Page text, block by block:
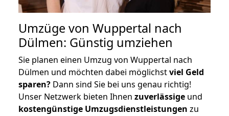
Umzüge von Wuppertal nach
Dülmen: Günstig umziehen
Sie planen einen Umzug von Wuppertal nach
Dülmen und möchten dabei möglichstviel Geld
sparen? Dann sind Sie bei uns genau richtig!
Unser Netzwerk bieten Ihnen zuverlässige und
kostengünstige Umzugsdienstleistungen zu